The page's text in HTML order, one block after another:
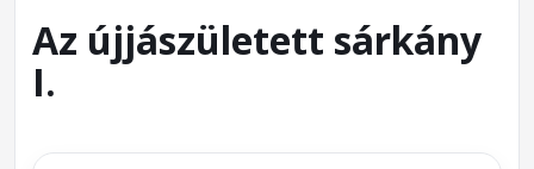
Az újjászületett sárkány
I.